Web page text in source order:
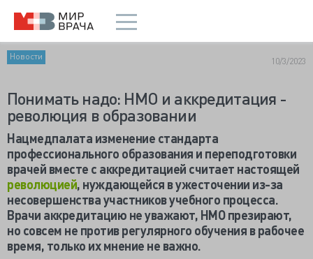
Новости 10/3/2023
Понимать надо: НМО и аккредитация -
революция в образовании
Нацмедпалата изменение стандарта
профессионального образования и переподготовки
врачей вместе с аккредитацией считает настоящей
революцией, нуждающейся в ужесточении из-за
несовершенства участников учебного процесса.
Врачи аккредитацию не уважают, НМО презирают,
но совсем не против регулярного обучения в рабочее
время, только их мнение не важно.